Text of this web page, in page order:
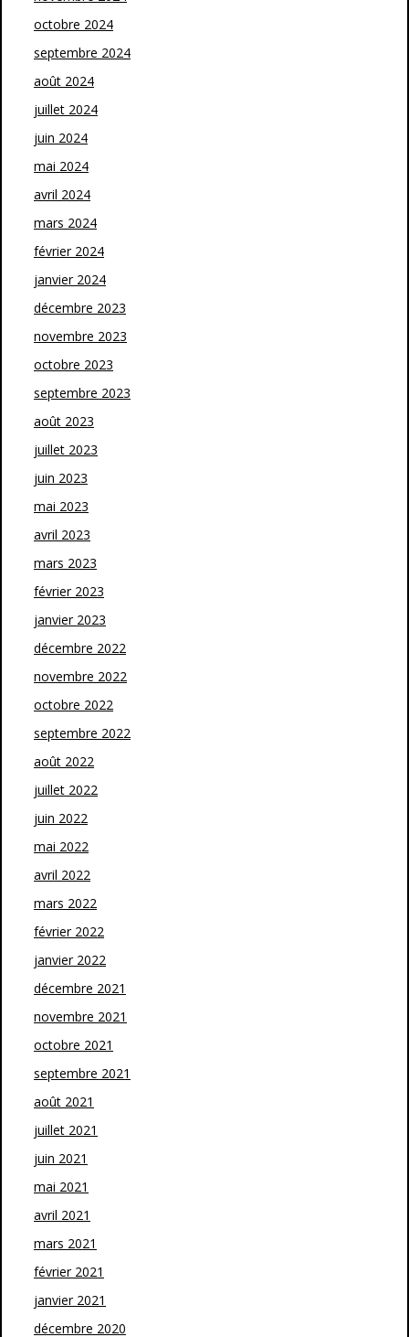
octobre 2024
septembre 2024
août 2024
juillet 2024
juin 2024
mai 2024
avril 2024
mars 2024
février 2024
janvier 2024
décembre 2023
novembre 2023
octobre 2023
septembre 2023
août 2023
juillet 2023
juin 2023
mai 2023
avril 2023
mars 2023
février 2023
janvier 2023
décembre 2022
novembre 2022
octobre 2022
septembre 2022
août 2022
juillet 2022
juin 2022
mai 2022
avril 2022
mars 2022
février 2022
janvier 2022
décembre 2021
novembre 2021
octobre 2021
septembre 2021
août 2021
juillet 2021
juin 2021
mai 2021
avril 2021
mars 2021
février 2021
janvier 2021
décembre 2020